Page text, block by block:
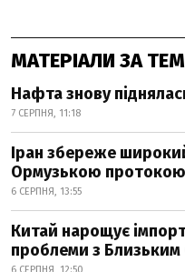
МАТЕРІАЛИ ЗА
Нафта знову
7 СЕРПНЯ, 11:18
Іран збереже
Ормузькою
6 СЕРПНЯ, 13:55
Китай нарощує
проблеми з